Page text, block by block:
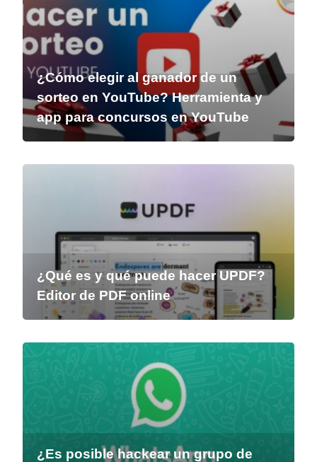
¿Cómo elegir al ganador de un
sorteo en YouTube? Herramienta y
app para concursos en YouTube
¿Qué es y qué puede hacer UPDF?
Editor de PDF online
¿Es posible hackear un grupo de